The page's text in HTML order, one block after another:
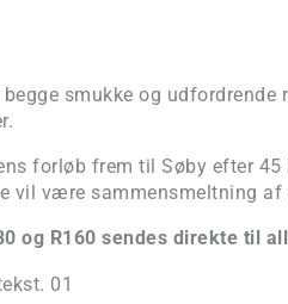
begge smukke og
forløb frem til Søby efter
vil være sammensmeltning af
og R160 sendes direkte til